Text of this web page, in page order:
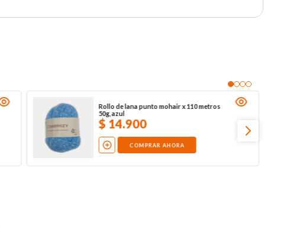
Rollo de lana punto mohair x 110 metros
50g, azul
$ 14.900
COMPRAR AHORA